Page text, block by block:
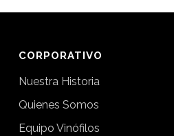
CORPORATIVO
Nuestra Historia
Quienes Somos
Equipo Vinófilos